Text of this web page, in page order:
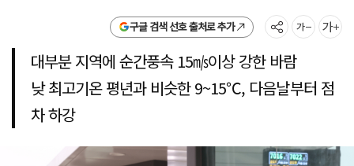
구글 검색 선호 출처로 추가
대부분 지역에 순간풍속 15㎧이상 강한 바람
낮 최고기온 평년과 비슷한 9~15℃, 다음날부터 점
차 하강